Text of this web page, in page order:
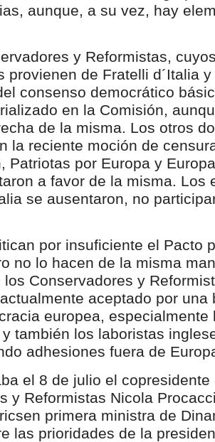
aunque, a su vez, hay
y Reformistas,
provienen de Fratelli d´Italia
consenso democrático
en la Comisión,
de la misma. Los otros
la reciente moción de
Patriotas por Europa y
a favor de la misma. Los
se ausentaron, no
por insuficiente el Pacto
no lo hacen de la misma
los Conservadores y
aceptado por una
europea, especialmente
también los laboristas
adhesiones fuera de
el 8 de julio el copresidente
y Reformistas Nicola
primera ministra de
las prioridades de la